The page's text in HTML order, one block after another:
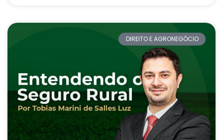
DIREITO E AGRONEGÓCIO